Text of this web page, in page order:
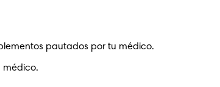
pautados por tu médico.
médico.